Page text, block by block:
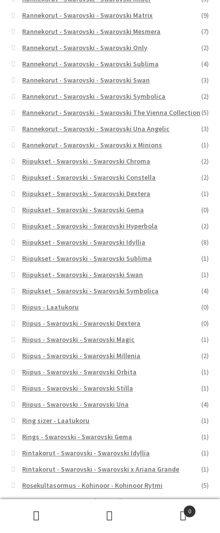
Rannekorut - Swarovski - Swarovski Matrix
(9)
Rannekorut - Swarovski - Swarovski Mesmera
(7)
Rannekorut - Swarovski - Swarovski Only
(2)
Rannekorut - Swarovski - Swarovski Sublima
(4)
Rannekorut - Swarovski - Swarovski Swan
(3)
Rannekorut - Swarovski - Swarovski Symbolica
(2)
Rannekorut - Swarovski - Swarovski The Vienna Collection (5)
Rannekorut - Swarovski - Swarovski Una Angelic
(3)
Rannekorut - Swarovski - Swarovski x Minions
(1)
Riipukset - Swarovski - Swarovski Chroma
(2)
Riipukset - Swarovski - Swarovski Constella
(2)
Riipukset - Swarovski - Swarovski Dextera
(1)
Riipukset - Swarovski - Swarovski Gema
(0)
Riipukset - Swarovski - Swarovski Hyperbola
(2)
Riipukset - Swarovski - Swarovski Idyllia
(8)
Riipukset - Swarovski - Swarovski Sublima
(1)
Riipukset - Swarovski - Swarovski Swan
(1)
Riipukset - Swarovski - Swarovski Symbolica
(4)
Riipus - Laatukoru
(0)
Riipus - Swarovski - Swarovski Dextera
(0)
Riipus - Swarovski - Swarovski Magic
(1)
Riipus - Swarovski - Swarovski Millenia
(2)
Riipus - Swarovski - Swarovski Orbita
(1)
Riipus - Swarovski - Swarovski Stilla
(1)
Riipus - Swarovski - Swarovski Una
(4)
Ring sizer - Laatukoru
(1)
Rings - Swarovski - Swarovski Gema
(1)
Rintakorut - Swarovski - Swarovski Idyllia
(1)
Rintakorut - Swarovski - Swarovski x Ariana Grande
(1)
Rosekultasormus - Kohinoor - Kohinoor Rytmi
(5)
Rosekultasormus - Silván - Silván kihlasormukset
(25)
Rosekultasormus - Silván - Silván Syleilijä
0